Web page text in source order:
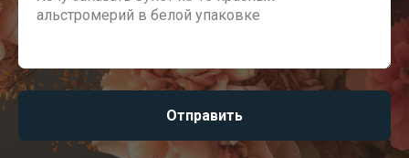
Отправить